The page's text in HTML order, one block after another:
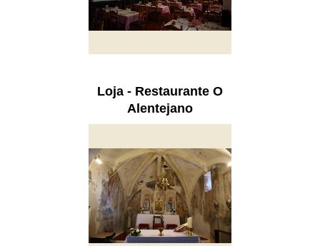
Loja - Restaurante O
Alentejano